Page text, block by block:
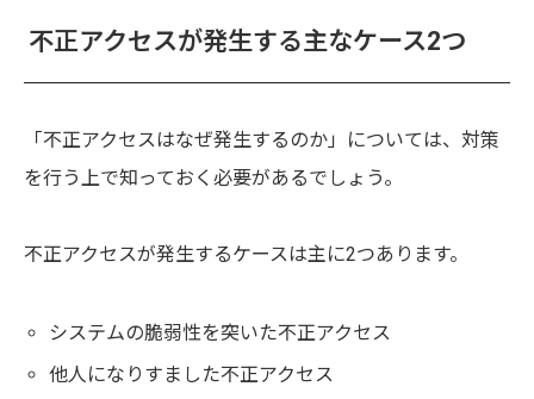
不正アクセスが発生する主なケース2つ
「不正アクセスはなぜ発生するのか」については、対策
を行う上で知っておく必要があるでしょう。
不正アクセスが発生するケースは主に2つあります。
システムの脆弱性を突いた不正アクセス
他人になりすました不正アクセス